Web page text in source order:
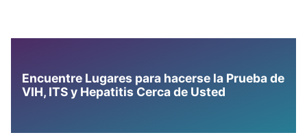
Encuentre Lugares para hacerse la Prueba de
VIH, ITS y Hepatitis Cerca de Usted